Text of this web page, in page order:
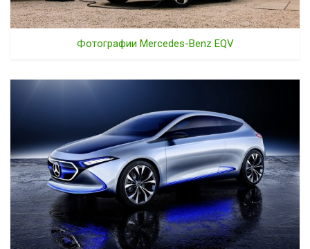
Фотографии Mercedes-Benz EQV